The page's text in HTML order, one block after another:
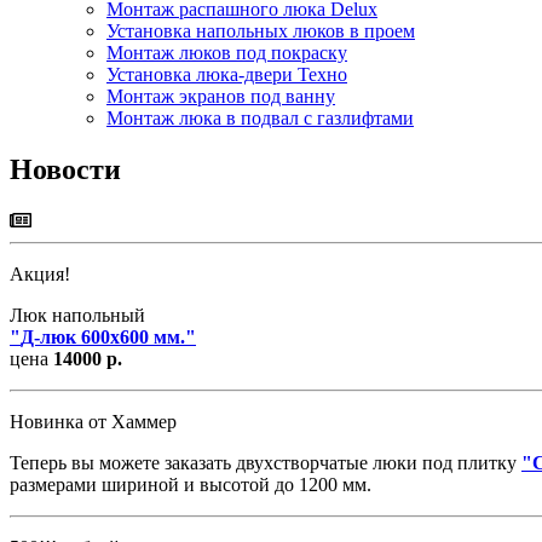
Монтаж распашного люка Delux
Установка напольных люков в проем
Монтаж люков под покраску
Установка люка-двери Техно
Монтаж экранов под ванну
Монтаж люка в подвал с газлифтами
Новости
Акция!
Люк напольный
" Д-люк 600х600 мм."
цена 14000 р.
Новинка от Хаммер
Теперь вы можете заказать двухстворчатые люки под плитку "
размерами шириной и высотой до 1200 мм.